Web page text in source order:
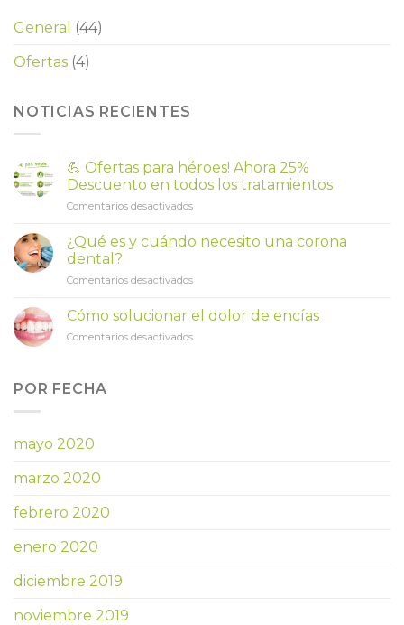
General
(44)
Ofertas (4)
NOTICIAS RECIENTES
💪 Ofertas para héroes! Ahora 25%
Descuento en todos los tratamientos
Comentarios desactivadosen
Ofertas
Ahora
Descuento
todos
¿Qué es y cuándo necesito una corona
dental?
Comentarios desactivadosen
es
cuándo
Cómo solucionar el dolor de encías
Comentarios desactivadosen
POR FECHA
mayo 2020
marzo 2020
febrero 2020
enero 2020
diciembre 2019
noviembre 2019